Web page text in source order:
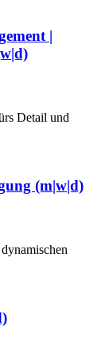
|
Detail und
(m|w|d)